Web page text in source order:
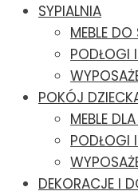
SYPIALNIA
MEBLE DO
PODŁOGI
POKÓJ
MEBLE
PODŁOGI
DEKORACJE I